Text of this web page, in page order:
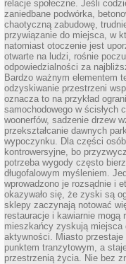
relacje społeczne. Jeśli
zaniedbane podwórka,
chaotyczną zabudowę,
przywiązanie do miejsca, w
natomiast otoczenie jest
otwarte na ludzi, rośnie
odpowiedzialności za
Bardzo ważnym elementem
odzyskiwanie przestrzeni
oznacza to na przykład
samochodowego w ścisłych
woonerfów, sadzenie drzew
przekształcanie dawnych
wypoczynku. Dla części
kontrowersyjne, bo
potrzeba wygody często
długofalowym myśleniem.
wprowadzono je rozsądnie i
okazywało się, że zyski są
sklepy zaczynają notować
restauracje i kawiarnie mogą
mieszkańcy zyskują miejsca
aktywności. Miasto przestaje
punktem tranzytowym, a
przestrzenią życia. Nie bez